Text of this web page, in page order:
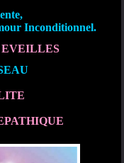
Inconditionnel.
EVEILLES